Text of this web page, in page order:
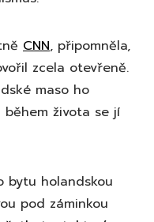
CNN, připomněla,
zcela otevřeně.
maso ho
života se jí
bytu holandskou
pod záminkou